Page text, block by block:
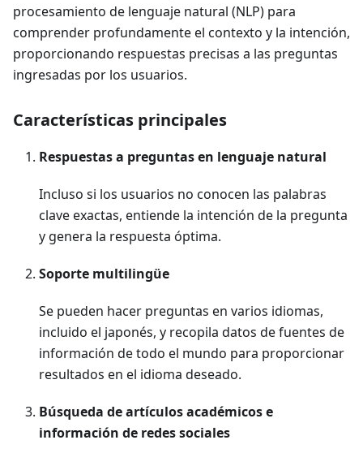
procesamiento de lenguaje natural (NLP) para
comprender profundamente el contexto y la intención,
proporcionando respuestas precisas a las preguntas
ingresadas por los usuarios.
Características principales
Respuestas a preguntas en lenguaje natural
Incluso si los usuarios no conocen las palabras
clave exactas, entiende la intención de la pregunta
y genera la respuesta óptima.
Soporte multilingüe
Se pueden hacer preguntas en varios idiomas,
incluido el japonés, y recopila datos de fuentes de
información de todo el mundo para proporcionar
resultados en el idioma deseado.
Búsqueda de artículos académicos e
información de redes sociales